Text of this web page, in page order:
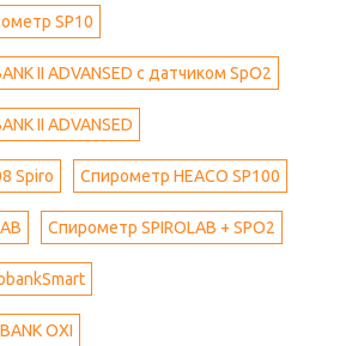
SP10
II ADVANSED с датчиком SpO2
II ADVANSED
Spiro Спирометр HEACO SP100
Спирометр SPIROLAB + SPO2
OXI